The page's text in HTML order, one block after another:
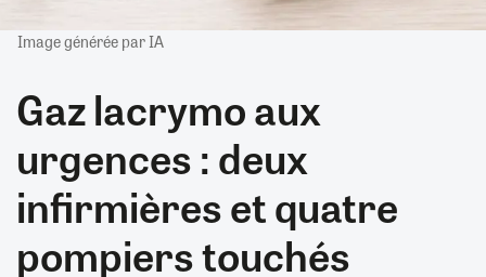
Image générée par IA
Gaz lacrymo aux
urgences : deux
infirmières et quatre
pompiers touchés